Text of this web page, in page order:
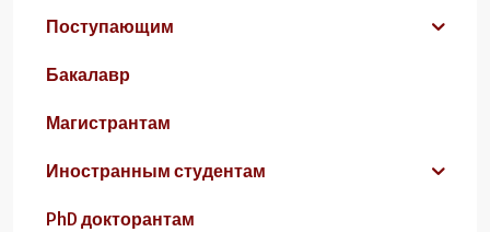
Поступающим
Бакалавр
Магистрантам
Иностранным студентам
PhD докторантам